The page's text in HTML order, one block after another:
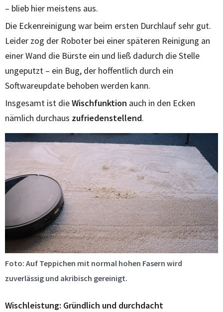
– blieb hier meistens aus.
Die Eckenreinigung war beim ersten Durchlauf sehr gut.
Leider zog der Roboter bei einer späteren Reinigung an
einer Wand die Bürste ein und ließ dadurch die Stelle
ungeputzt – ein Bug, der hoffentlich durch ein
Softwareupdate behoben werden kann.
Insgesamt ist dieWischfunktion auch in den Ecken
nämlich durchaus zufriedenstellend.
Foto: Auf Teppichen mit normal hohen Fasern wird
zuverlässig und akribisch gereinigt.
Wischleistung: Gründlich und durchdacht